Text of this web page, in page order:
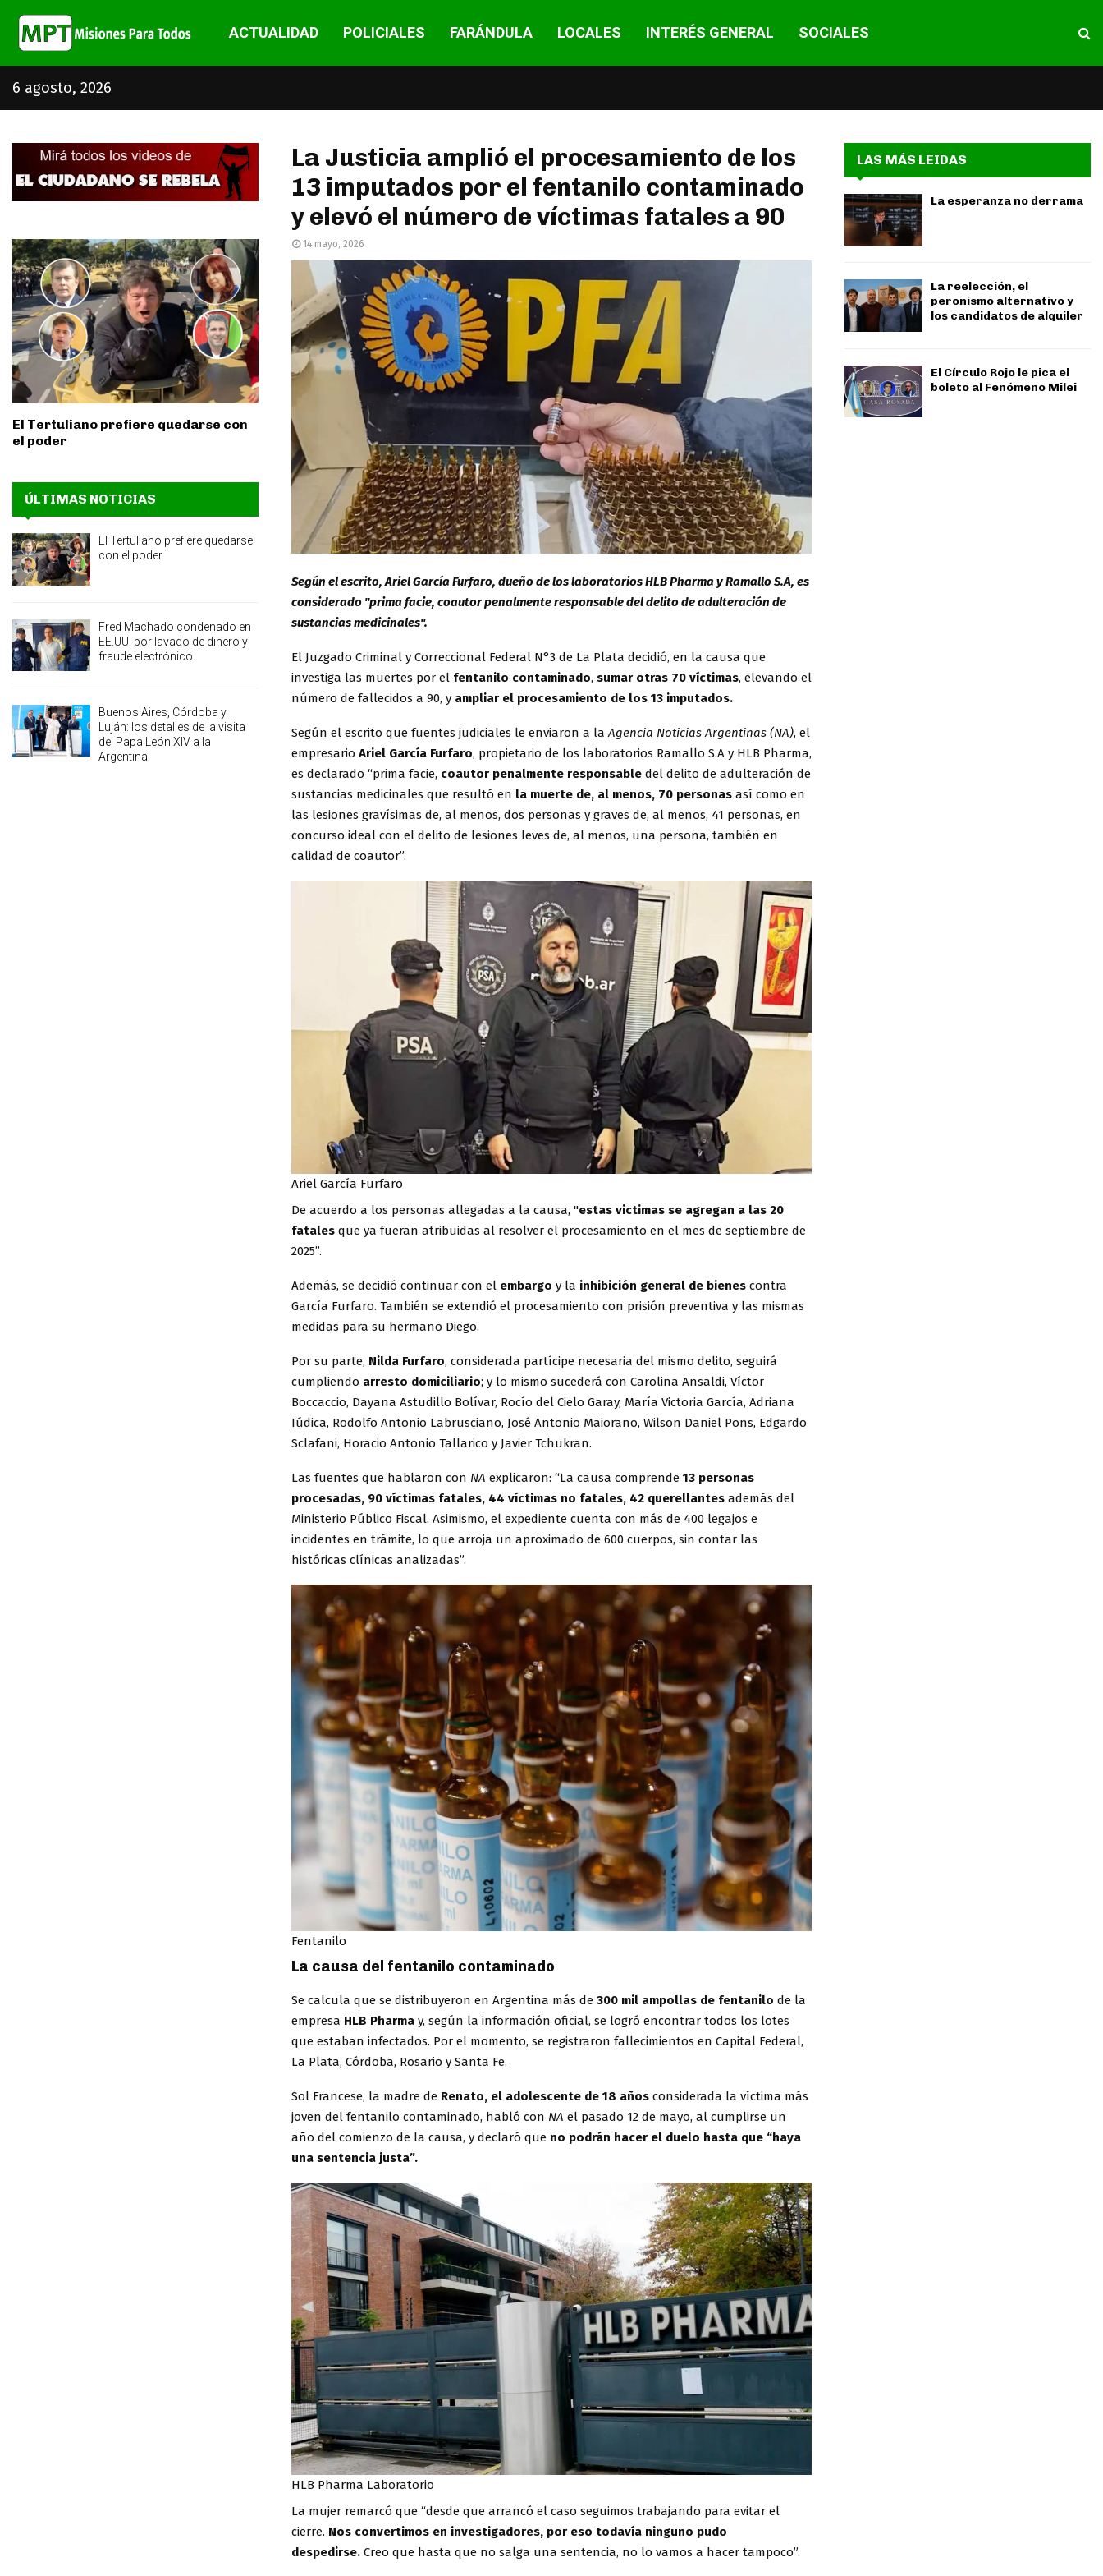
ACTUALIDAD POLICIALES FARÁNDULA LOCALES INTERÉS GENERAL SOCIALES
6 agosto, 2026
La Justicia amplió el procesamiento de los
13 imputados por el fentanilo contaminado
y elevó el número de víctimas fatales a 90
14 mayo, 2026
Según el escrito, Ariel García Furfaro, dueño de los laboratorios HLB Pharma y Ramallo S.A, es
considerado "prima facie, coautor penalmente responsable del delito de adulteración de
sustancias medicinales".
El Juzgado Criminal y Correccional Federal N°3 de La Plata decidió, en la causa que
investiga las muertes por el fentanilo contaminado, sumar otras 70 víctimas, elevando el
número de fallecidos a 90, y ampliar el procesamiento de los 13 imputados.
Según el escrito que fuentes judiciales le enviaron a la Agencia Noticias Argentinas (NA), el
empresario Ariel García Furfaro, propietario de los laboratorios Ramallo S.A y HLB Pharma,
es declarado “prima facie, coautor penalmente responsable del delito de adulteración de
sustancias medicinales que resultó en la muerte de, al menos, 70 personas así como en
las lesiones gravísimas de, al menos, dos personas y graves de, al menos, 41 personas, en
concurso ideal con el delito de lesiones leves de, al menos, una persona, también en
calidad de coautor”.
Ariel García Furfaro
De acuerdo a los personas allegadas a la causa, "estas victimas se agregan a las 20
fatales que ya fueran atribuidas al resolver el procesamiento en el mes de septiembre de
2025”.
Además, se decidió continuar con el embargo y la inhibición general de bienes contra
García Furfaro. También se extendió el procesamiento con prisión preventiva y las mismas
medidas para su hermano Diego.
Por su parte, Nilda Furfaro, considerada partícipe necesaria del mismo delito, seguirá
cumpliendo arresto domiciliario; y lo mismo sucederá con Carolina Ansaldi, Víctor
Boccaccio, Dayana Astudillo Bolívar, Rocío del Cielo Garay, María Victoria García, Adriana
Iúdica, Rodolfo Antonio Labrusciano, José Antonio Maiorano, Wilson Daniel Pons, Edgardo
Sclafani, Horacio Antonio Tallarico y Javier Tchukran.
Las fuentes que hablaron con NA explicaron: “La causa comprende 13 personas
procesadas, 90 víctimas fatales, 44 víctimas no fatales, 42 querellantes además del
Ministerio Público Fiscal. Asimismo, el expediente cuenta con más de 400 legajos e
incidentes en trámite, lo que arroja un aproximado de 600 cuerpos, sin contar las
históricas clínicas analizadas”.
Fentanilo
La causa del fentanilo contaminado
Se calcula que se distribuyeron en Argentina más de 300 mil ampollas de fentanilo de la
empresa HLB Pharma y, según la información oficial, se logró encontrar todos los lotes
que estaban infectados. Por el momento, se registraron fallecimientos en Capital Federal,
La Plata, Córdoba, Rosario y Santa Fe.
Sol Francese, la madre de Renato, el adolescente de 18 años considerada la víctima más
joven del fentanilo contaminado, habló con NA el pasado 12 de mayo, al cumplirse un
año del comienzo de la causa, y declaró que no podrán hacer el duelo hasta que “haya
una sentencia justa”.
HLB Pharma Laboratorio
La mujer remarcó que “desde que arrancó el caso seguimos trabajando para evitar el
cierre. Nos convertimos en investigadores, por eso todavía ninguno pudo
despedirse. Creo que hasta que no salga una sentencia, no lo vamos a hacer tampoco”.
El Tertuliano prefiere quedarse con
el poder
ÚLTIMAS NOTICIAS
El Tertuliano prefiere quedarse
con el poder
Fred Machado condenado en
EE.UU. por lavado de dinero y
fraude electrónico
Buenos Aires, Córdoba y
Luján: los detalles de la visita
del Papa León XIV a la
Argentina
LAS MÁS LEIDAS
La esperanza no derrama
La reelección, el
peronismo alternativo y
los candidatos de alquiler
El Círculo Rojo le pica el
boleto al Fenómeno Milei